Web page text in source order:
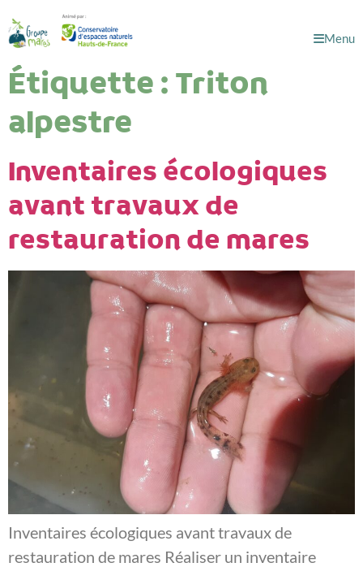
Menu
Étiquette :Triton
alpestre
Inventaires écologiques
avant travaux de
restauration de mares
Inventaires écologiques avant travaux de
restauration de mares Réaliser un inventaire